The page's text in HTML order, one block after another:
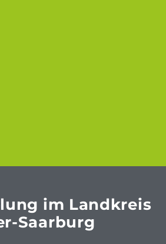
im Landkreis
Saarburg